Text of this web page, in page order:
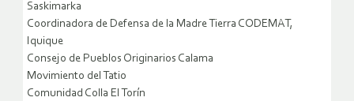
Saskimarka
Coordinadora de Defensa de la Madre Tierra CODEMAT,
Iquique
Consejo de Pueblos Originarios Calama
Movimiento del Tatio
Comunidad Colla El Torín